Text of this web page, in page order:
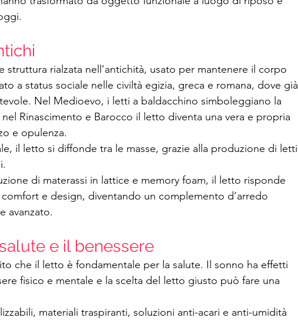
struttura rialzata nell’antichità, usato per mantenere il corpo
a status sociale nelle civiltà egizia, greca e romana, dove già
Nel Medioevo, i letti a baldacchino simboleggiano la
Rinascimento e Barocco il letto diventa una vera e propria
e opulenza.
il letto si diffonde tra le masse, grazie alla produzione di letti
di materassi in lattice e memory foam, il letto risponde
e design, diventando un complemento d’arredo
avanzato.
e il benessere
che il letto è fondamentale per la salute. Il sonno ha effetti
fisico e mentale e la scelta del letto giusto può fare una
materiali traspiranti, soluzioni anti-acari e anti-umidità